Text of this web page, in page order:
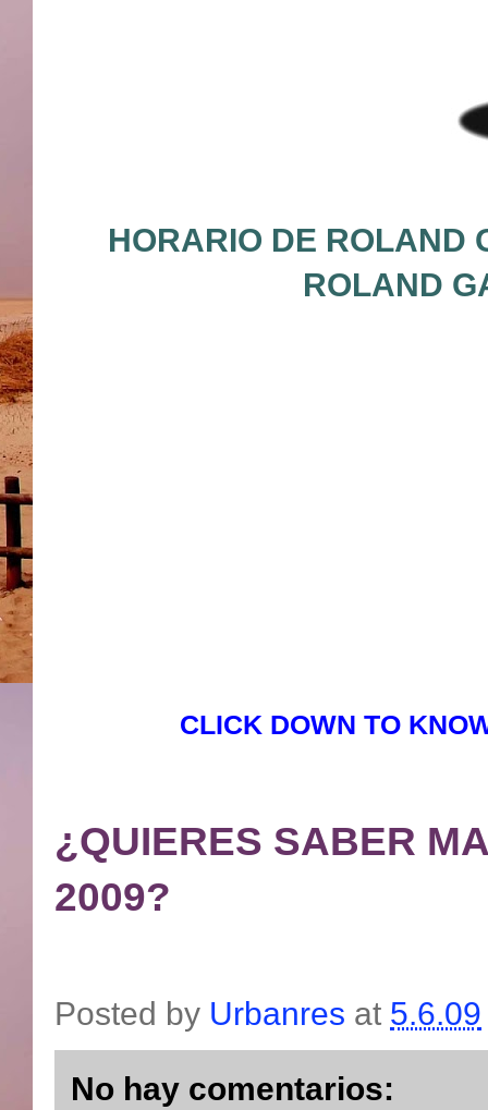
HORARIO DE ROLAND
ROLAND
CLICK DOWN TO
¿QUIERES SABER
2009?
Posted by Urbanres at 5.6.09
No hay comentarios: